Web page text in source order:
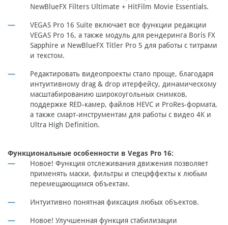
NewBlueFX Filters Ultimate + HitFilm Movie Essentials.
VEGAS Pro 16 Suite включает все функции редакции
VEGAS Pro 16, а также модуль для рендеринга Boris FX
Sapphire и NewBlueFX Titler Pro 5 для работы с титрами
и текстом.
Редактировать видеопроекты стало проще, благодаря
интуитивному drag & drop итерфейсу, динамическому
масштабированию широкоугольных снимков,
поддержке RED-камер, файлов HEVC и ProRes-формата,
а также смарт-инструментам для работы с видео 4K и
Ultra High Definition.
Функциональные особенности в Vegas Pro 16:
Новое! Функция отслеживания движения позволяет
применять маски, фильтры и спецэффекты к любым
перемещающимся объектам.
Интуитивно понятная фиксация любых объектов.
Новое! Улучшенная функция стабилизации